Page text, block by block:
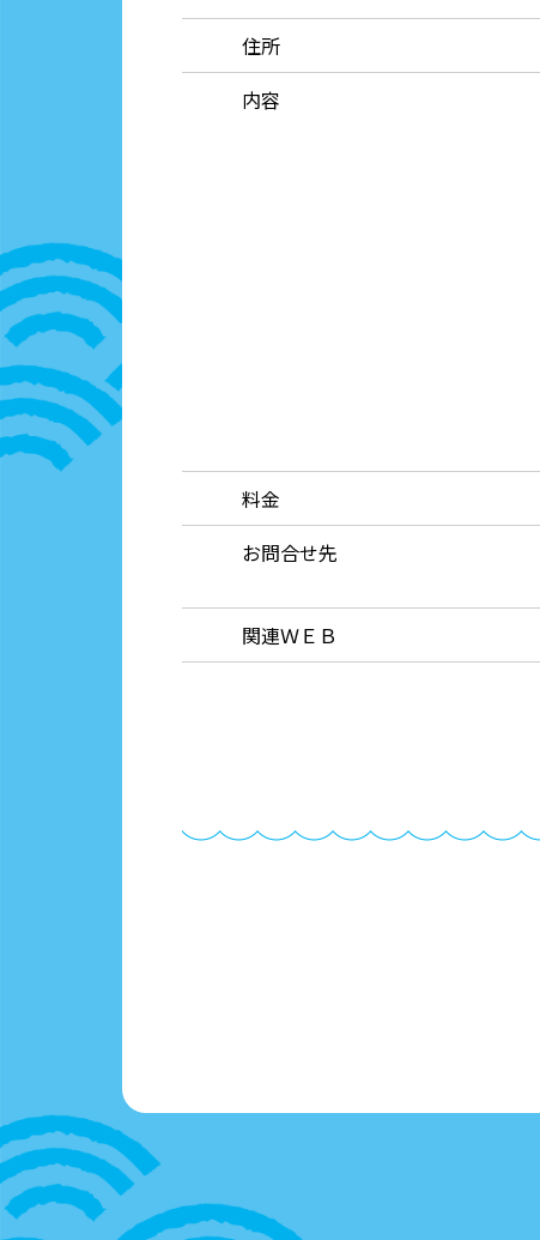
住所
内容
料金
お問合せ先
関連ＷＥＢ